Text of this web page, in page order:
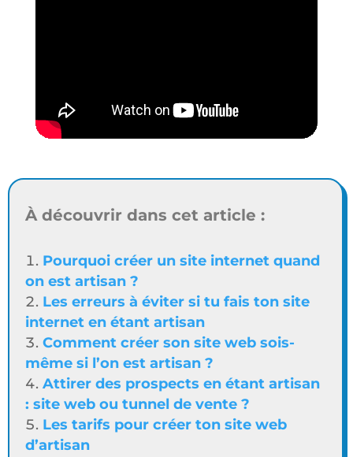
À découvrir dans cet article :
Pourquoi créer un site internet quand
on est artisan ?
Les erreurs à éviter si tu fais ton site
internet en étant artisan
Comment créer son site web sois-
même si l’on est artisan ?
Attirer des prospects en étant artisan
: site web ou tunnel de vente ?
Les tarifs pour créer ton site web
d’artisan